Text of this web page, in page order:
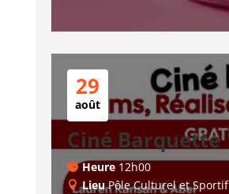
29
août
Ciné Barquette
Heure 12h00
LieuPôle Culturel et Sportif